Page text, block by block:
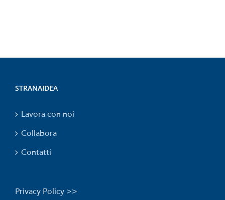
STRANAIDEA
Lavora con noi
Collabora
Contatti
Privacy Policy >>